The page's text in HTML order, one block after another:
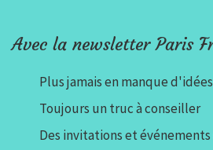
Avec la newsletter Paris
Plus jamais en manque
Toujours un truc à conseiller
Des invitations et